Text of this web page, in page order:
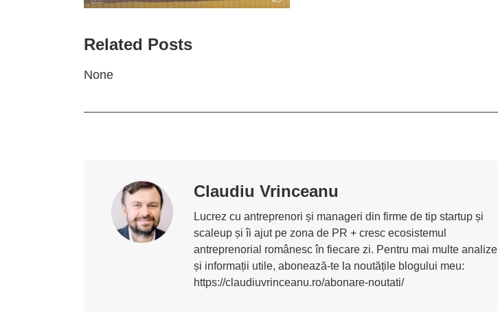
Related Posts
None
Claudiu Vrinceanu
Lucrez cu antreprenori și manageri din firme de tip startup și
scaleup și îi ajut pe zona de PR + cresc ecosistemul
antreprenorial românesc în fiecare zi. Pentru mai multe analize
și informații utile, abonează-te la noutățile blogului meu:
https://claudiuvrinceanu.ro/abonare-noutati/